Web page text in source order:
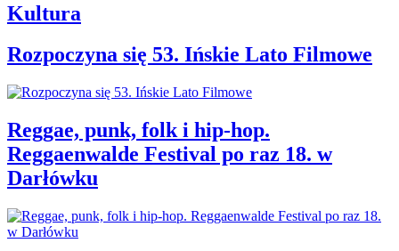
Kultura
Rozpoczyna się 53. Ińskie Lato Filmowe
Reggae, punk, folk i hip-hop.
Reggaenwalde Festival po raz 18. w
Darłówku